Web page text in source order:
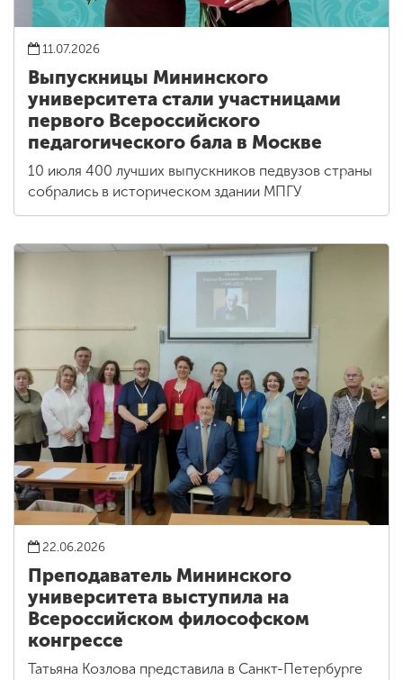
11.07.2026
Выпускницы Мининского
университета стали участницами
первого Всероссийского
педагогического бала в Москве
10 июля 400 лучших выпускников педвузов страны
собрались в историческом здании МПГУ
22.06.2026
Преподаватель Мининского
университета выступила на
Всероссийском философском
конгрессе
Татьяна Козлова представила в Санкт-Петербурге